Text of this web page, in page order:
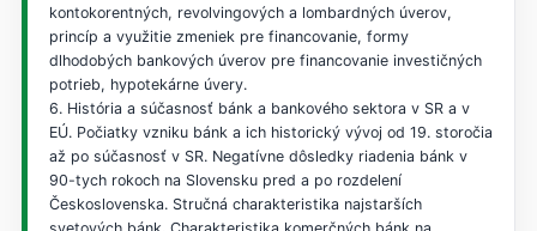
kontokorentných, revolvingových a lombardných úverov,
princíp a využitie zmeniek pre financovanie, formy
dlhodobých bankových úverov pre financovanie investičných
potrieb, hypotekárne úvery.
6. História a súčasnosť bánk a bankového sektora v SR a v
EÚ. Počiatky vzniku bánk a ich historický vývoj od 19. storočia
až po súčasnosť v SR. Negatívne dôsledky riadenia bánk v
90-tych rokoch na Slovensku pred a po rozdelení
Československa. Stručná charakteristika najstarších